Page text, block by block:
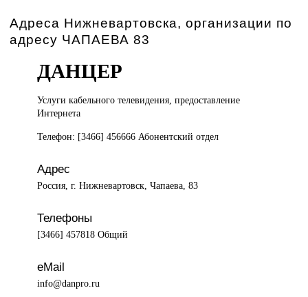
Адреса Нижневартовска, организации по
адресу ЧАПАЕВА 83
ДАНЦЕР
Услуги кабельноготелевидения, предоставление
Интернета
Телефон: [3466] 456666 Абонентский отдел
Адрес
Россия, г. Нижневартовск, Чапаева, 83
Телефоны
[3466] 457818 Общий
eMail
info@danpro.ru